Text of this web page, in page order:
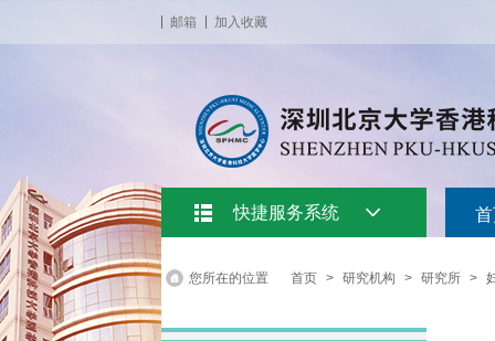
邮箱 加入收藏
快捷服务系统
您所在的位置 首页 > 研究机构 > 研究所 >